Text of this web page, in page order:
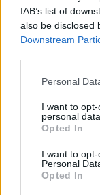
IAB’s list of
also be disclosed
Downstream
Please note that
not limited to
grant or deny
use your data for
consent section.
Personal
I want to
personal data.
Opted In
I want to
Personal
Opted In
Elfelejtette
Kertészeti,